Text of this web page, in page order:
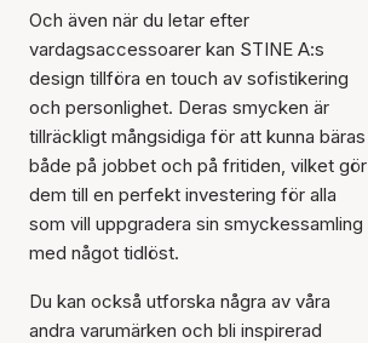
Och även när du letar efter
vardagsaccessoarer kan STINE A:s
design tillföra en touch av sofistikering
och personlighet. Deras smycken är
tillräckligt mångsidiga för att kunna bäras
både på jobbet och på fritiden, vilket gör
dem till en perfekt investering för alla
som vill uppgradera sin smyckessamling
med något tidlöst.
Du kan också utforska några av våra
andra varumärken och bli inspirerad